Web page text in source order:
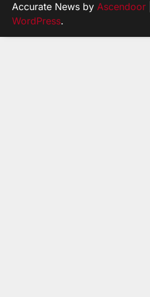
Accurate News by Ascendoor
WordPress.